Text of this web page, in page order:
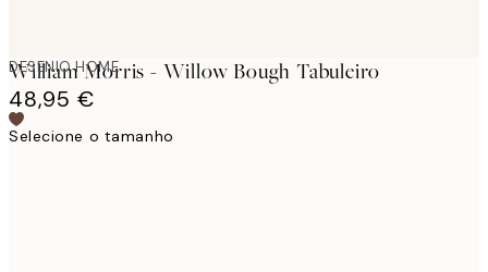
DESENIO HOME
William Morris - Willow Bough Tabuleiro
48,95 €
Selecione o tamanho